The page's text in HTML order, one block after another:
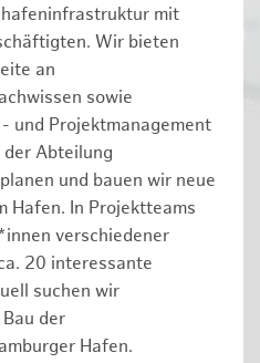
mit
Wir bieten
an
sowie
und Projektmanagement
Abteilung
und bauen wir neue
Hafen. In Projektteams
verschiedener
20 interessante
suchen wir
der
Hafen.